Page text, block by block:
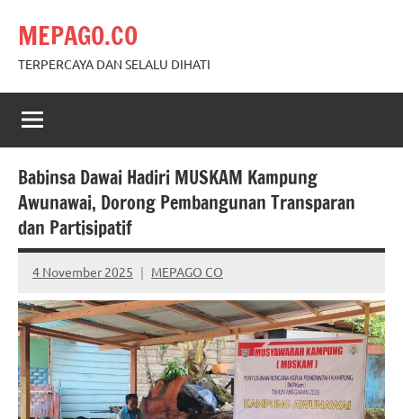
content
MEPAGO.CO
TERPERCAYA DAN SELALU DIHATI
Babinsa Dawai Hadiri MUSKAM Kampung
Awunawai, Dorong Pembangunan Transparan
dan Partisipatif
4 November 2025 MEPAGO CO
No
comments